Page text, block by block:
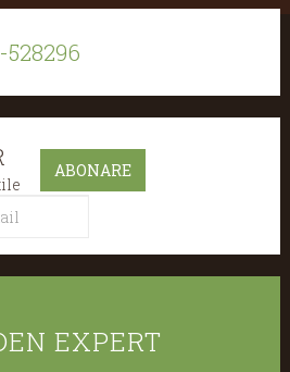
EXPERT